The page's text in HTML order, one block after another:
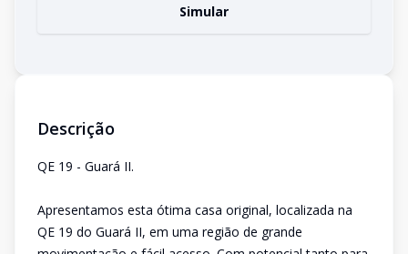
Simular
Descrição
QE 19 - Guará II.
Apresentamos esta ótima casa original, localizada na
QE 19 do Guará II, em uma região de grande